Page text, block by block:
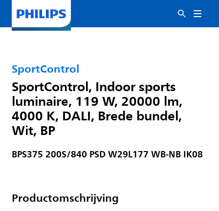
SportControl
SportControl, Indoor sports
luminaire, 119 W, 20000 lm,
4000 K, DALI, Brede bundel,
Wit, BP
BPS375 200S/840 PSD W29L177 WB-NB IK08
Productomschrijving